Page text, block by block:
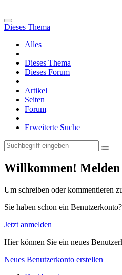
Dieses Thema
Alles
Dieses Thema
Dieses Forum
Artikel
Seiten
Forum
Erweiterte Suche
Willkommen! Melden
Um schreiben oder kommentieren
Sie haben schon ein
Jetzt anmelden
Hier können Sie ein neues
Neues Benutzerkonto erstellen